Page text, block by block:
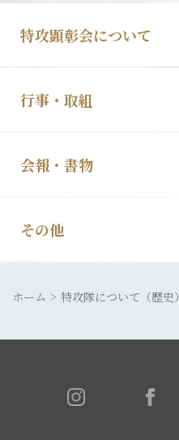
会報
特攻顕彰会について
新着情報
顕彰会について
入会・各種お申込
行事・取組
慰霊祭のご案内
特攻像の奉納
会報・書物
会報「特攻」
発行書籍
その他
皆さまの声
ホーム 特攻隊について（歴史）